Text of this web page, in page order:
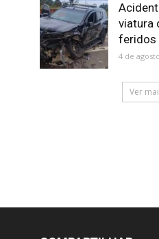
viatura
feridos
4 de
Ver